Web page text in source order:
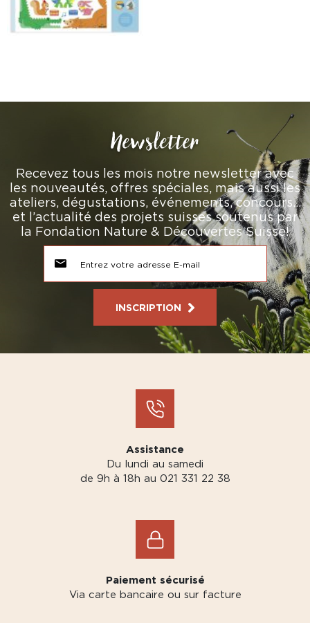
Newsletter
Recevez tous les mois notre newsletter avec
les nouveautés, offres spéciales, mais aussi les
ateliers, dégustations, événements, concours…
et l’actualité des projets suisses soutenus par
la Fondation Nature & Découvertes Suisse!
INSCRIPTION
Assistance
Du lundi au samedi
de 9h à 18h au 021 331 22 38
Paiement sécurisé
Via carte bancaire ou sur facture